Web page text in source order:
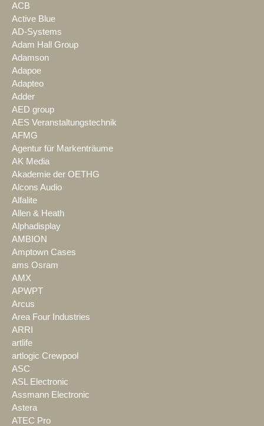
ACB
Active Blue
AD-Systems
Adam Hall Group
Adamson
Adapoe
Adapteo
Adder
AED group
AES Veranstaltungstechnik
AFMG
Agentur für Markenträume
AK Media
Akademie der OETHG
Alcons Audio
Alfalite
Allen & Heath
Alphadisplay
AMBION
Amptown Cases
ams Osram
AMX
APWPT
Arcus
Area Four Industries
ARRI
artlife
artlogic Crewpool
ASC
ASL Electronic
Assmann Electronic
Astera
ATEC Pro